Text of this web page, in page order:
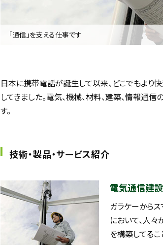
「通信」を支える仕事です
日本に携帯電話が誕生して以来、どこでもより
してきました。電気、機械、材料、建築、情報
す。
技術・製品・サービス紹介
電気通信建
ガラケーから
において、人
を構築してるこ